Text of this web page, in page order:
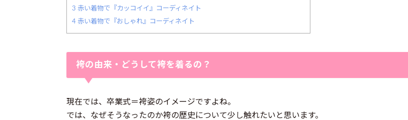
3 赤い着物で『カッコイイ』コーディネイト
4 赤い着物で『おしゃれ』コーディネイト
袴の由来・どうして袴を着るの？
現在では、卒業式＝袴姿のイメージですよね。
では、なぜそうなったのか袴の歴史について少し触れたいと思います。